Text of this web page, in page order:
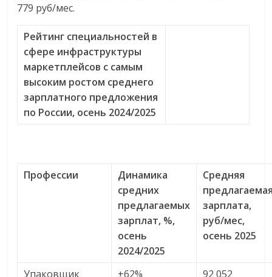
779 руб/мес.
Рейтинг специальностей в
сфере инфраструктуры
маркетплейсов с самым
высоким ростом среднего
зарплатного предложения
по России, осень 2024/2025
Профессии
Динамика
средних
предлагаемых
зарплат, %,
осень
2024/2025
Средняя
зарплата,
руб/мес,
осень 2025
Упаковщик +62%
92 052